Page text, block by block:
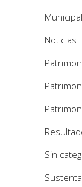
Noticias
Sin